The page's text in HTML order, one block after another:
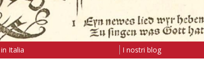
Italia I nostri blog